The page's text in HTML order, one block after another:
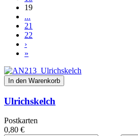
19
...
21
22
›
»
In den Warenkorb
Ulrichskelch
Postkarten
0,80 €